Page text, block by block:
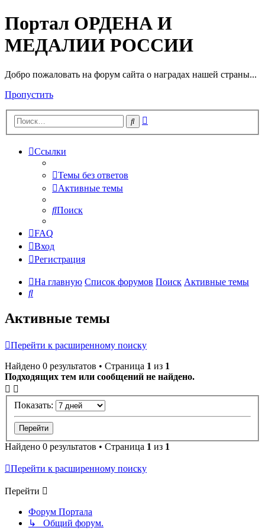
Портал ОРДЕНА И
МЕДАЛИИ РОССИИ
Добро пожаловать на форум сайта о наградах нашей страны...
Пропустить
Поиск
Ссылки
Темы без ответов
Активные темы
Поиск
FAQ
Вход
Регистрация
На главную Список форумов Поиск Активные темы
Поиск
Активные темы
Перейти к расширенному поиску
Найдено 0 результатов • Страница 1 из 1
Подходящих тем или сообщений не найдено.
Показать:
Найдено 0 результатов • Страница 1 из 1
Перейти к расширенному поиску
Перейти
Форум Портала
↳ Общий форум.